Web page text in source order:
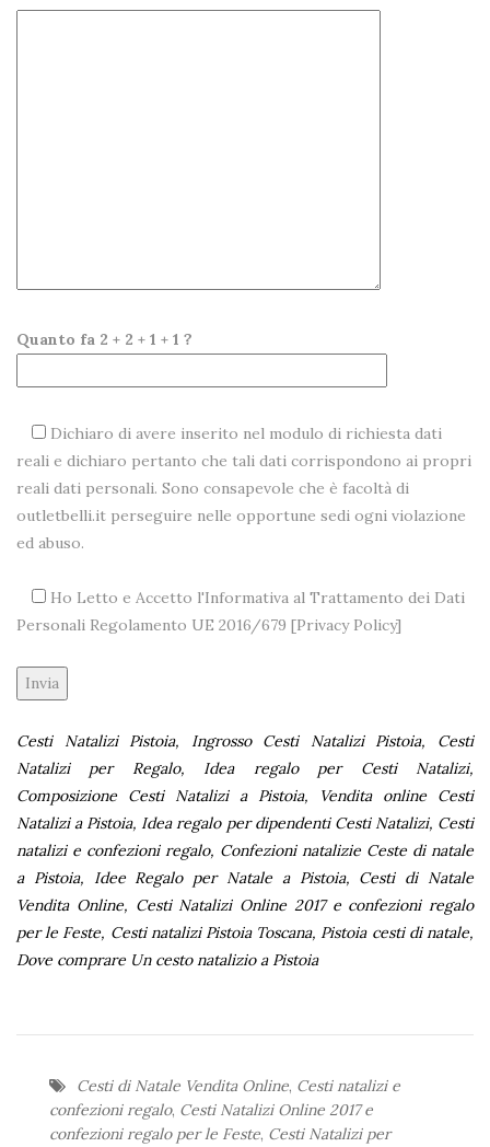
Quanto fa 2 + 2 + 1 + 1 ?
Dichiaro di avere inserito nel modulo di richiesta dati
reali e dichiaro pertanto che tali dati corrispondono ai propri
reali dati personali. Sono consapevole che è facoltà di
outletbelli.it perseguire nelle opportune sedi ogni violazione
ed abuso.
Ho Letto e Accetto l'Informativa al Trattamento dei Dati
Personali Regolamento UE 2016/679 [Privacy Policy]
Alternative:
Cesti Natalizi Pistoia, Ingrosso Cesti Natalizi Pistoia, Cesti
Natalizi per Regalo, Idea regalo per Cesti Natalizi,
Composizione Cesti Natalizi a Pistoia, Vendita online Cesti
Natalizi a Pistoia, Idea regalo per dipendenti Cesti Natalizi, Cesti
natalizi e confezioni regalo, Confezioni natalizie Ceste di natale
a Pistoia, Idee Regalo per Natale a Pistoia, Cesti di Natale
Vendita Online, Cesti Natalizi Online 2017 e confezioni regalo
per le Feste, Cesti natalizi Pistoia Toscana, Pistoia cesti di natale,
Dove comprare Un cesto natalizio a Pistoia
Cesti di Natale Vendita Online, Cesti natalizi e
confezioni regalo, Cesti Natalizi Online 2017 e
confezioni regalo per le Feste, Cesti Natalizi per